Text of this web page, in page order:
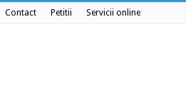
Contact Petitii Servicii online